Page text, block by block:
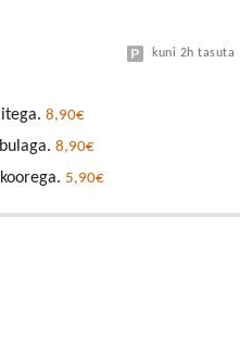
kuni 2h tasuta
8,90€
8,90€
5,90€